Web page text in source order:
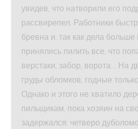
увидев, что натворили его
рассвирепел. Работники
бревна и, так как дела больше
принялись пилить все, что
верстаки, забор, ворота… На
груды обломков, годные
Однако и этого не хватило
пильщикам, пока хозяин на
задержался: четверо